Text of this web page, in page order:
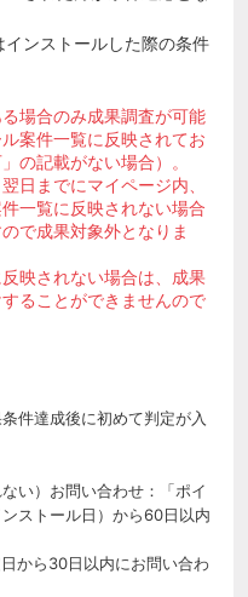
ンストールした際の条件
場合のみ成果調査が可能
案件一覧に反映されてお
の記載がない場合）。
日までにマイページ内、
一覧に反映されない場合
で成果対象外となりま
映されない場合は、成果
ることができませんので
件達成後に初めて判定が入
い）お問い合わせ：「ポイ
ストール日）から60日以内
から30日以内にお問い合わ